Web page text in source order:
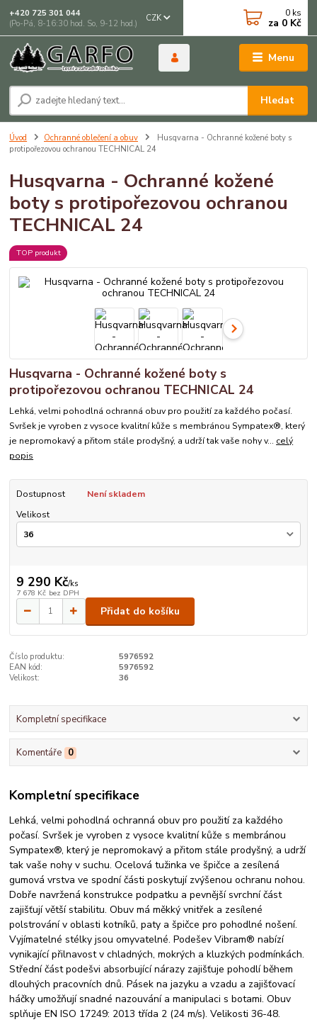
Menu
CZK
Hledat
+420 725 301 044
(Po-Pá, 8-16:30 hod. So, 9-12 hod.)
0 ks
za 0 Kč
Úvod Ochranné oblečení a obuv
Husqvarna - Ochranné kožené boty s
protipořezovou ochranou TECHNICAL 24
Husqvarna - Ochranné kožené
boty s protipořezovou ochranou
TECHNICAL 24
TOP produkt
Husqvarna - Ochranné kožené boty s
protipořezovou ochranou TECHNICAL 24
Lehká, velmi pohodlná ochranná obuv pro použití za každého počasí.
Svršek je vyroben z vysoce kvalitní kůže s membránou Sympatex®, který
je nepromokavý a přitom stále prodyšný, a udrží tak vaše nohy v... celý
popis
Dostupnost
Není skladem
Velikost
9 290 Kč/ks
7 678 Kč bez DPH
Přidat do košíku
Číslo produktu:
5976592
EAN kód:
5976592
Velikost:
36
Kompletní specifikace
Komentáře 0
Kompletní specifikace
Lehká, velmi pohodlná ochranná obuv pro použití za každého
počasí. Svršek je vyroben z vysoce kvalitní kůže s membránou
Sympatex®, který je nepromokavý a přitom stále prodyšný, a udrží
tak vaše nohy v suchu. Ocelová tužinka ve špičce a zesílená
gumová vrstva ve spodní části poskytují zvýšenou ochranu nohou.
Dobře navržená konstrukce podpatku a pevnější svrchní část
zajišťují větší stabilitu. Obuv má měkký vnitřek a zesílené
polstrování v oblasti kotníků, paty a špičce pro pohodlné nošení.
Vyjímatelné stélky jsou omyvatelné. Podešev Vibram® nabízí
vynikající přilnavost v chladných, mokrých a kluzkých podmínkách.
Střední část podešvi absorbující nárazy zajišťuje pohodlí během
dlouhých pracovních dnů. Pásek na jazyku a vzadu a zajišťovací
háčky umožňují snadné nazouvání a manipulaci s botami. Obuv
splňuje EN ISO 17249: 2013 třída 2 (24 m/s). Velikosti 36-48.